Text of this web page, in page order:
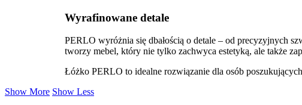
Wyrafinowane detale
PERLO wyróżnia się dbałością o detale – od precyzyjnych
tworzy mebel, który nie tylko zachwyca estetyką, ale także
Łóżko PERLO to idealne rozwiązanie dla osób
Show More Show Less